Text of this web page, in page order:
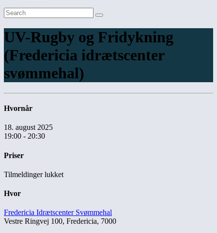
UV-Rugby og Fridykning
(Fredericia idrætscenter
svømmehal)
Hvornår
18. august 2025
19:00 - 20:30
Priser
Tilmeldinger lukket
Hvor
Fredericia Idrætscenter Svømmehal
Vestre Ringvej 100, Fredericia, 7000